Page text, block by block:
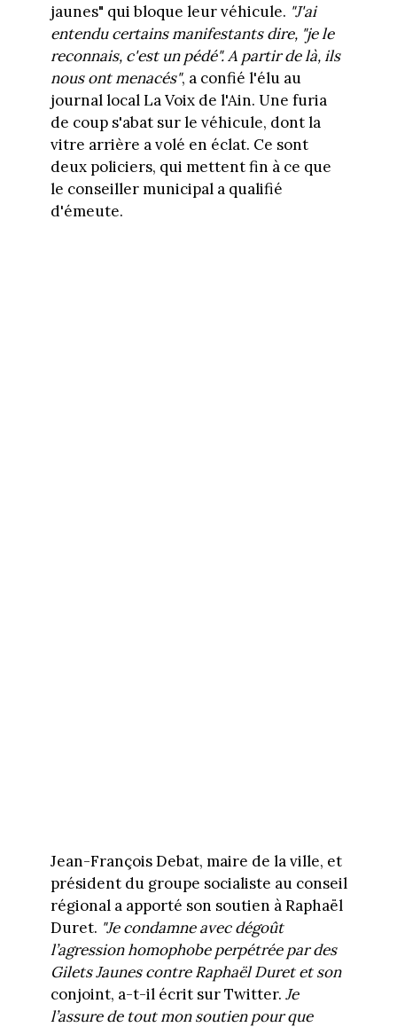
jaunes" qui bloque leur véhicule. "J'ai
entendu certains manifestants dire, "je le
reconnais, c'est un pédé". A partir de là, ils
nous ont menacés", a confié l'élu au
journal local La Voix de l'Ain. Une furia
de coup s'abat sur le véhicule, dont la
vitre arrière a volé en éclat. Ce sont
deux policiers, qui mettent fin à ce que
le conseiller municipal a qualifié
d'émeute.
Jean-François Debat, maire de la ville, et
président du groupe socialiste au conseil
régional a apporté son soutien à Raphaël
Duret. "Je condamne avec dégoût
l’agression homophobe perpétrée par des
Gilets Jaunes contre Raphaël Duret et son
conjoint, a-t-il écrit sur Twitter. Je
l’assure de tout mon soutien pour que